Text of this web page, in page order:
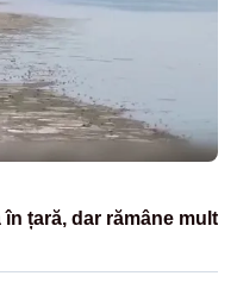
țară, dar rămâne mult